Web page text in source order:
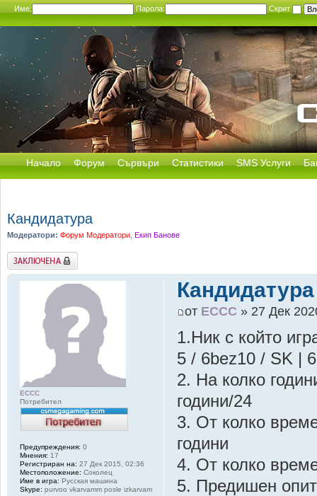
Име: Парола: Скрит
Начало Форум Сървъри Статистики SMS Услуги
Кандидатура
Модератори: Форум Модератори Екип Банове
Заключена
Кандидатура
от ECCC » 27 Дек
1.Ник с който
5 / 6bez10 / SK |
2. На колко
години/24
3. От колко
години
4. От колко
5. Предишен
ECCC
Потребител
Предупреждения: 0
Мнения: 17
Регистриран на: 27 Дек 2015, 02:36
Местоположение: Соколец
Име в игра: Русская машина
Skype: purvoo vkarvamm posle izkarvam